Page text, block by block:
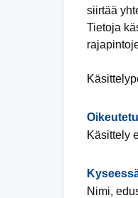
siirtää
Tietoja
Käsittely
Nimi,